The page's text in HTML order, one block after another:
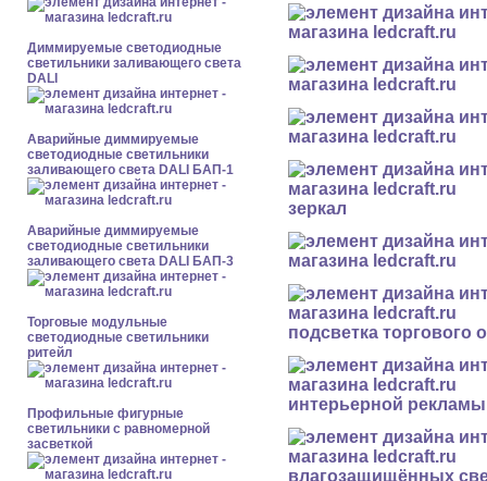
Диммируемые светодиодные
светильники заливающего света
DALI
Аварийные диммируемые
светодиодные светильники
заливающего света DALI БАП-1
Аварийные диммируемые
светодиодные светильники
заливающего света DALI БАП-3
Торговые модульные
светодиодные светильники
ритейл
Профильные фигурные
светильники с равномерной
засветкой
зеркал
подсветка торгового
интерьерной рекламы
влагозащищённых